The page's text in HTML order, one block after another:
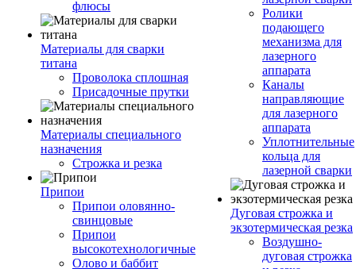
флюсы
Материалы для сварки
титана
Проволока сплошная
Присадочные прутки
Материалы специального
назначения
Строжка и резка
Припои
Припои оловянно-
свинцовые
Припои
высокотехнологичные
Олово и баббит
Ролики
подающего
механизма для
лазерного
аппарата
Каналы
направляющие
для лазерного
аппарата
Уплотнительные
кольца для
лазерной сварки
Дуговая строжка и
экзотермическая резка
Воздушно-
дуговая строжка